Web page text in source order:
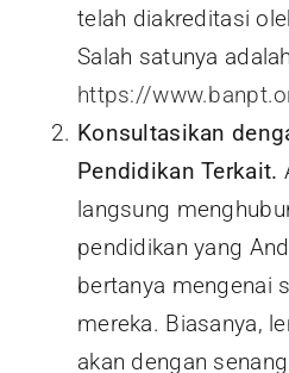
telah diakreditasi
Salah satunya adalah
https://
Konsultasikan
Pendidikan Terkait.
langsung
pendidikan yang
bertanya mengenai
mereka. Biasanya,
akan dengan